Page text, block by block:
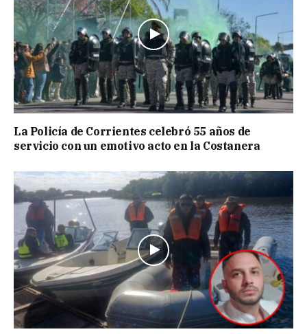
La Policía de Corrientes celebró 55 años de
servicio con un emotivo acto en la Costanera